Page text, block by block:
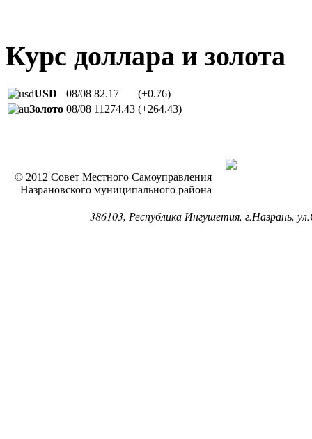
Курс доллара и золота
USD 08/08 82.17
(+0.76)
Золото 08/08 11274.43 (+264.43)
© 2012 Совет Местного Самоуправления
Назрановского муниципального района
386103, Республика Ингушетия, г.Назрань,